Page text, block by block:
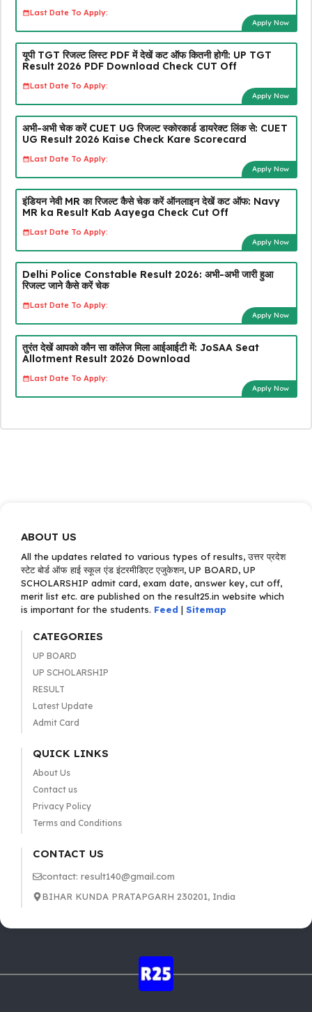
Last Date To Apply:
Apply Now
यूपी TGT रिजल्ट लिस्ट PDF में देखें कट ऑफ कितनी होगी: UP TGT
Result 2026 PDF Download Check CUT Off
Last Date To Apply:
Apply Now
अभी-अभी चेक करें CUET UG रिजल्ट स्कोरकार्ड डायरेक्ट लिंक से: CUET
UG Result 2026 Kaise Check Kare Scorecard
Last Date To Apply:
Apply Now
इंडियन नेवी MR का रिजल्ट कैसे चेक करें ऑनलाइन देखें कट ऑफ: Navy
MR ka Result Kab Aayega Check Cut Off
Last Date To Apply:
Apply Now
Delhi Police Constable Result 2026: अभी-अभी जारी हुआ
रिजल्ट जाने कैसे करें चेक
Last Date To Apply:
Apply Now
तुरंत देखें आपको कौन सा कॉलेज मिला आईआईटी में: JoSAA Seat
Allotment Result 2026 Download
Last Date To Apply:
Apply Now
ABOUT US
All the updates related to various types of results, उत्तर प्रदेश
स्टेट बोर्ड ऑफ हाई स्कूल एंड इंटरमीडिएट एजुकेशन, UP BOARD, UP
SCHOLARSHIP admit card, exam date, answer key, cut off,
merit list etc. are published on the result25.in website which
is important for the students. Feed | Sitemap
CATEGORIES
UP BOARD
UP SCHOLARSHIP
RESULT
Latest Update
Admit Card
QUICK LINKS
About Us
Contact us
Privacy Policy
Terms and Conditions
CONTACT US
contact: result140@gmail.com
BIHAR KUNDA PRATAPGARH 230201, India